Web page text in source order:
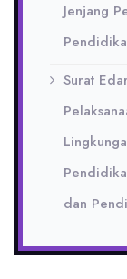
Jenjang
Surat
dan